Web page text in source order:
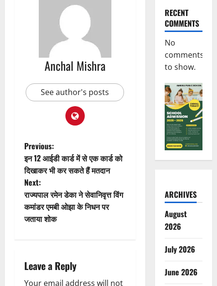
Anchal Mishra
See author's posts
P
o
s
t
v
Previous:
इन 12 आईडी कार्ड में से एक कार्ड को
दिखाकर भी कर सकते हैं मतदान
Next:
राज्यपाल रमेन डेका ने सेवानिवृत्त विंग
कमांडर एमबी ओझा के निधन पर
जताया शोक
Leave a Reply
Your email address will not
RECENT
COMMENTS
No
comments
to show.
ARCHIVES
August
2026
July 2026
June 2026